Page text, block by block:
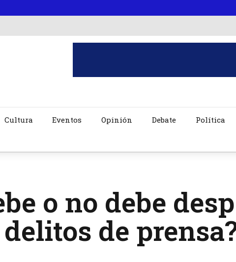
Cultura Eventos Opinión Debate Política
o no debe
de